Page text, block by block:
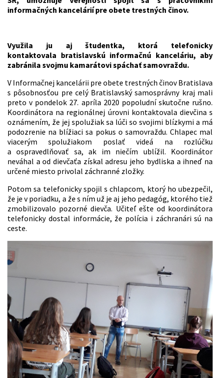
informačných kancelárií pre obete trestných činov.
Využila ju aj študentka, ktorá telefonicky
kontaktovala bratislavskú informačnú kanceláriu, aby
zabránila svojmu kamarátovi spáchať samovraždu.
V Informačnej kancelárii pre obete trestných činov Bratislava
s pôsobnosťou pre celý Bratislavský samosprávny kraj mali
preto v pondelok 27. apríla 2020 popoludní skutočne rušno.
Koordinátora na regionálnej úrovni kontaktovala dievčina s
oznámením, že jej spolužiak sa lúči so svojimi blízkymi a má
podozrenie na blížiaci sa pokus o samovraždu. Chlapec mal
viacerým spolužiakom poslať videá na rozlúčku
a ospravedlňovať sa, ak im niečím ublížil. Koordinátor
neváhal a od dievčaťa získal adresu jeho bydliska a ihneď na
určené miesto privolal záchranné zložky.
Potom sa telefonicky spojil s chlapcom, ktorý ho ubezpečil,
že je v poriadku, a že s ním už je aj jeho pedagóg, ktorého tiež
zmobilizovalo pozorné dievča. Učiteľ ešte od koordinátora
telefonicky dostal informácie, že polícia i záchranári sú na
ceste.